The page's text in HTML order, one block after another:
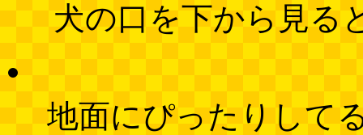
犬の口を下から見る
地面にぴったりして